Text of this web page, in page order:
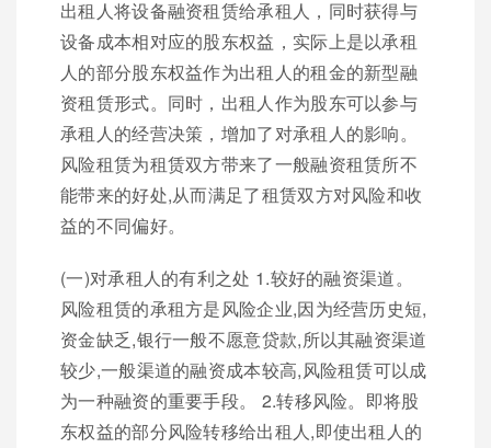
出租人将设备融资租赁给承租人，同时获得与
设备成本相对应的股东权益，实际上是以承租
人的部分股东权益作为出租人的租金的新型融
资租赁形式。同时，出租人作为股东可以参与
承租人的经营决策，增加了对承租人的影响。
风险租赁为租赁双方带来了一般融资租赁所不
能带来的好处,从而满足了租赁双方对风险和收
益的不同偏好。
(一)对承租人的有利之处 1.较好的融资渠道。
风险租赁的承租方是风险企业,因为经营历史短,
资金缺乏,银行一般不愿意贷款,所以其融资渠道
较少,一般渠道的融资成本较高,风险租赁可以成
为一种融资的重要手段。 2.转移风险。即将股
东权益的部分风险转移给出租人,即使出租人的